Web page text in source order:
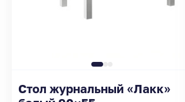
Стол журнальный «Лакк»